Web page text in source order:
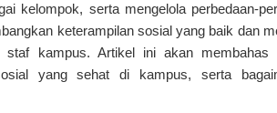
kelompok, serta mengelola perbedaan-
keterampilan sosial yang baik dan
staf kampus. Artikel ini akan membahas
yang sehat di kampus, serta